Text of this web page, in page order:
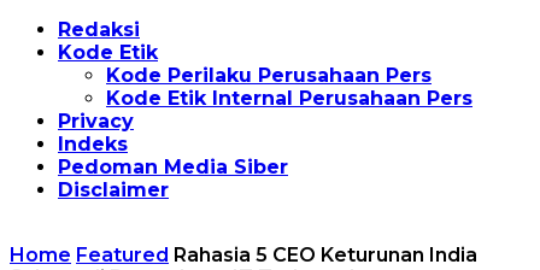
Redaksi
Kode Etik
Kode Perilaku Perusahaan Pers
Kode Etik Internal Perusahaan Pers
Privacy
Indeks
Pedoman Media Siber
Disclaimer
Home Featured Rahasia 5 CEO Keturunan India